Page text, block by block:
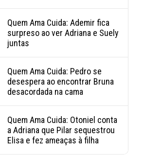
Quem Ama Cuida: Ademir fica
surpreso ao ver Adriana e Suely
juntas
Quem Ama Cuida: Pedro se
desespera ao encontrar Bruna
desacordada na cama
Quem Ama Cuida: Otoniel conta
a Adriana que Pilar sequestrou
Elisa e fez ameaças à filha